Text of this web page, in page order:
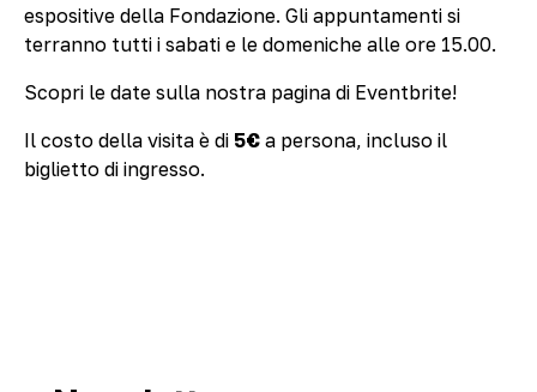
espositive della Fondazione. Gli appuntamenti si
terranno tutti i sabati e le domeniche alle ore 15.00.
Scopri le date sulla nostra pagina di Eventbrite!
Il costo della visita è di 5€ a persona, incluso il
biglietto di ingresso.